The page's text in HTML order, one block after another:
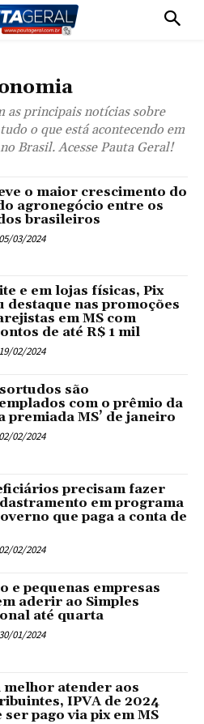
as principais notícias sobre
o que está acontecendo em
Brasil. Acesse Pauta Geral!
o maior crescimento do
agronegócio entre os
brasileiros
03/2024
e em lojas físicas, Pix
destaque nas promoções
em MS com
de até R$ 1 mil
02/2024
são
com o prêmio da
premiada MS’ de janeiro
02/2024
precisam fazer
em programa
que paga a conta de
02/2024
e pequenas empresas
aderir ao Simples
até quarta
01/2024
melhor atender aos
IPVA de 2024
ser pago via pix em MS